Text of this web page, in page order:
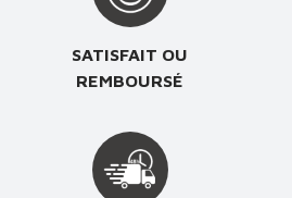
SATISFAIT OU
REMBOURSÉ